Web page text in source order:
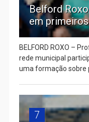
Belford
em
BELFORD ROXO –
rede municipal
uma formação sobre
7